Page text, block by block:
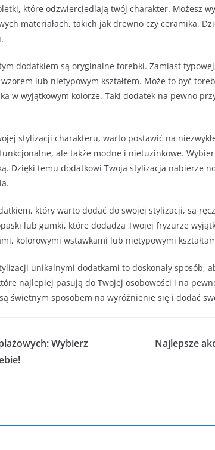
które odzwierciedlają twój charakter. Możesz
materiałach, takich jak drewno czy ceramika.
dodatkiem są oryginalne torebki. Zamiast
lub nietypowym kształtem. Może to być
w wyjątkowym kolorze. Taki dodatek na pewno
stylizacji charakteru, warto postawić na
ale także modne i nietuzinkowe.
Dzięki temu dodatkowi Twoja stylizacja nabierze
który warto dodać do swojej stylizacji, są
lub gumki, które dodadzą Twojej fryzurze
kolorowymi wstawkami lub nietypowymi
unikalnymi dodatkami to doskonały sposób,
najlepiej pasują do Twojej osobowości i na
świetnym sposobem na wyróżnienie się i dodać
Wybierz
Najlepsze